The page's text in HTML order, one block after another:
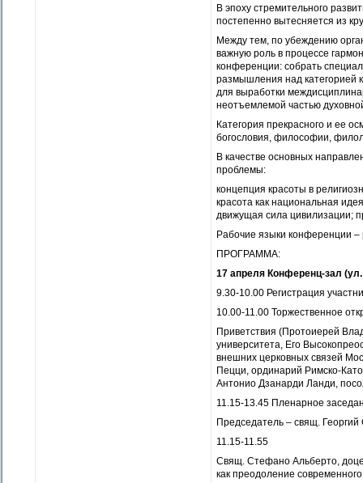
В эпоху стремительного
постепенно вытесняется из
Между тем, по убеждению
важную роль в процессе
конференции: собрать
размышления над категорией
для выработки
неотъемлемой частью
Категория прекрасного и ее
богословия, философии,
В качестве основных
проблемы:
концепция красоты в
красота как национальная
движущая сила цивилизации;
Рабочие языки конференции –
ПРОГРАММА:
17 апреля Конференц-зал
9.30-10.00 Регистрация
10.00-11.00 Торжественное
Приветствия (Протоиерей
университета, Его
внешних церковных связей
Пецци, ординарий Римско-
Антонио Дзанарди Ланди,
11.15-13.45 Пленарное
Председатель – свящ. Георгий
11.15-11.55
Свящ. Стефано Альберто,
как преодоление